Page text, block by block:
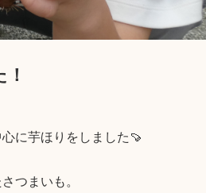
利用者の声
シーポリシー
に芋ほりをしました🍠
つまいも。